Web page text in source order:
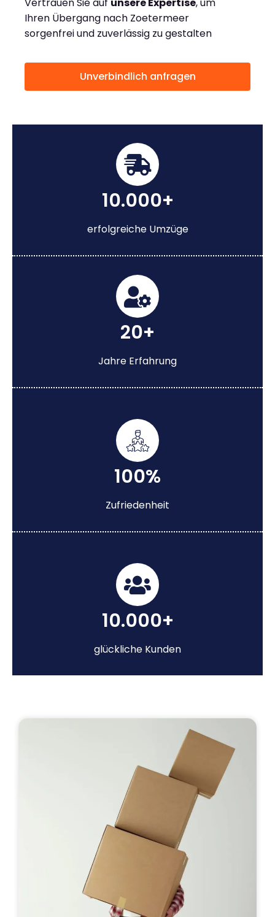
Ihren Übergang nach Zoetermeer
sorgenfrei und zuverlässig zu gestalten
Unverbindlich anfragen
10.000+
erfolgreiche Umzüge
20+
Jahre Erfahrung
100%
Zufriedenheit
10.000+
glückliche Kunden